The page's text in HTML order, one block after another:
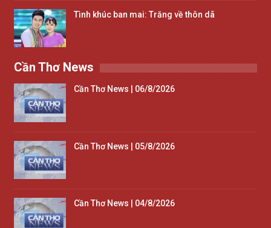
Tình khúc ban mai: Trăng về thôn dã
Cần Thơ News
Cần Thơ News | 06/8/2026
Cần Thơ News | 05/8/2026
Cần Thơ News | 04/8/2026